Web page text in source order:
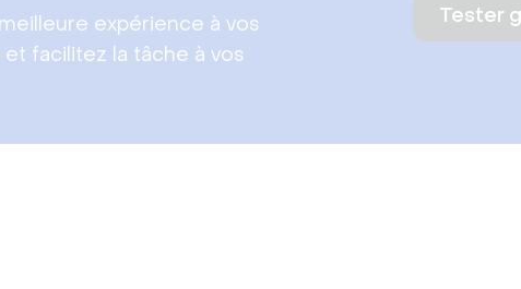
expérience à vos
facilitez la tâche à vos
Tester